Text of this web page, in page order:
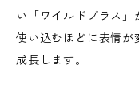
い「ワイルドブラス」
使い込むほどに表情が
成長します。